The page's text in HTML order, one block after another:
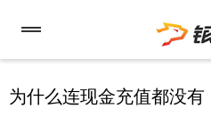
为什么连现金充值都没